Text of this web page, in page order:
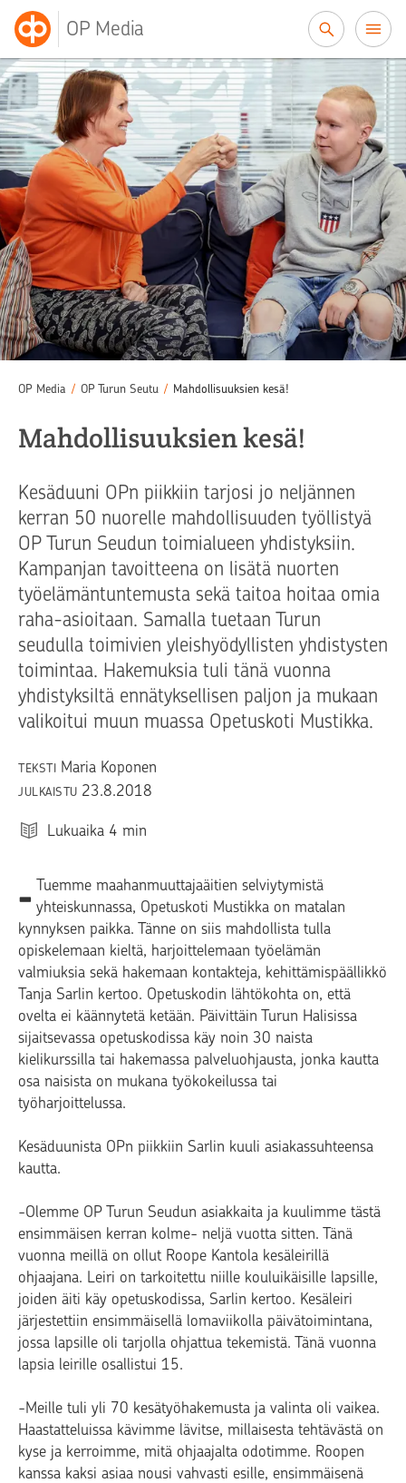
OP Media
OP Media / OP Turun Seutu / Mahdollisuuksien kesä!
Mahdollisuuksien kesä!
Kesäduuni OPn piikkiin tarjosi jo neljännen
kerran 50 nuorelle mahdollisuuden työllistyä
OP Turun Seudun toimialueen yhdistyksiin.
Kampanjan tavoitteena on lisätä nuorten
työelämäntuntemusta sekä taitoa hoitaa omia
raha-asioitaan. Samalla tuetaan Turun
seudulla toimivien yleishyödyllisten yhdistysten
toimintaa. Hakemuksia tuli tänä vuonna
yhdistyksiltä ennätyksellisen paljon ja mukaan
valikoitui muun muassa Opetuskoti Mustikka.
TEKSTI Maria Koponen
JULKAISTU 23.8.2018
Lukuaika 4 min
- Tuemme maahanmuuttajaäitien selviytymistä
yhteiskunnassa, Opetuskoti Mustikka on matalan
kynnyksen paikka. Tänne on siis mahdollista tulla
opiskelemaan kieltä, harjoittelemaan työelämän
valmiuksia sekä hakemaan kontakteja, kehittämispäällikkö
Tanja Sarlin kertoo. Opetuskodin lähtökohta on, että
ovelta ei käännytetä ketään. Päivittäin Turun Halisissa
sijaitsevassa opetuskodissa käy noin 30 naista
kielikurssilla tai hakemassa palveluohjausta, jonka kautta
osa naisista on mukana työkokeilussa tai
työharjoittelussa.
Kesäduunista OPn piikkiin Sarlin kuuli asiakassuhteensa
kautta.
-Olemme OP Turun Seudun asiakkaita ja kuulimme tästä
ensimmäisen kerran kolme- neljä vuotta sitten. Tänä
vuonna meillä on ollut Roope Kantola kesäleirillä
ohjaajana. Leiri on tarkoitettu niille kouluikäisille lapsille,
joiden äiti käy opetuskodissa, Sarlin kertoo. Kesäleiri
järjestettiin ensimmäisellä lomaviikolla päivätoimintana,
jossa lapsille oli tarjolla ohjattua tekemistä. Tänä vuonna
lapsia leirille osallistui 15.
-Meille tuli yli 70 kesätyöhakemusta ja valinta oli vaikea.
Haastatteluissa kävimme lävitse, millaisesta tehtävästä on
kyse ja kerroimme, mitä ohjaajalta odotimme. Roopen
kanssa kaksi asiaa nousi vahvasti esille, ensimmäisenä